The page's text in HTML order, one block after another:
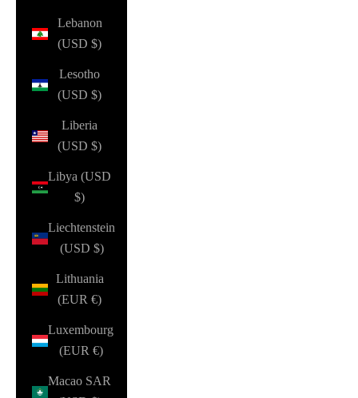
Lebanon
(USD $)
Lesotho
(USD $)
Liberia
(USD $)
Libya (USD
$)
Liechtenstein
(USD $)
Lithuania
(EUR €)
Luxembourg
(EUR €)
Macao SAR